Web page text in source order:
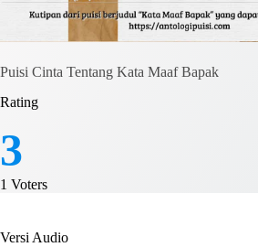
Puisi Cinta Tentang Kata Maaf Bapak
Rating
3
1 Voters
Versi Audio